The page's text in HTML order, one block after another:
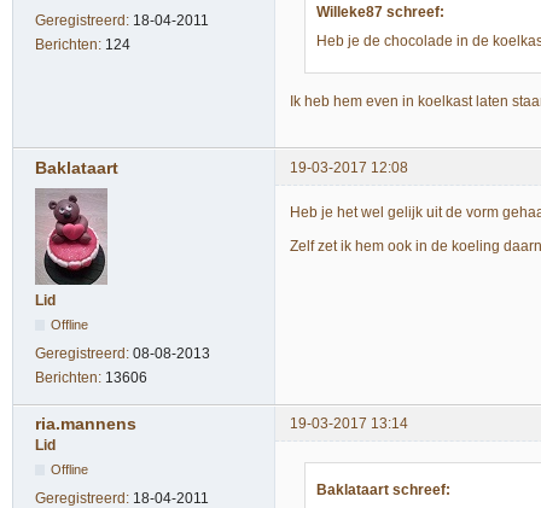
Geregistreerd: 18-04-2011
Berichten: 124
Willeke87 schreef:
Heb je de chocolade in de
Ik heb hem even in koelkast laten
Baklataart 19-03-2017 12:08
Lid
Offline
Geregistreerd: 08-08-2013
Berichten: 13606
Heb je het wel gelijk uit de vorm
Zelf zet ik hem ook in de koeling
ria.mannens
19-03-2017 13:14
Lid
Offline
Geregistreerd: 18-04-2011
Baklataart schreef: